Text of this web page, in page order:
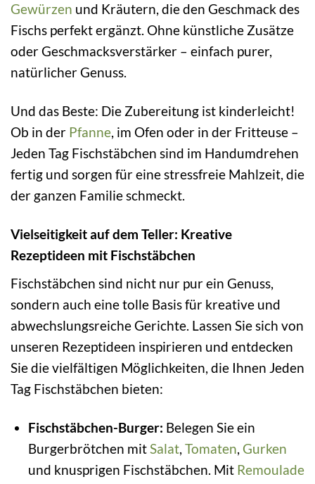
Gewürzen und Kräutern, die den Geschmack des
Fischs perfekt ergänzt. Ohne künstliche Zusätze
oder Geschmacksverstärker – einfach purer,
natürlicher Genuss.
Und das Beste: Die Zubereitung ist kinderleicht!
Ob in der Pfanne, im Ofen oder in der Fritteuse –
Jeden Tag Fischstäbchen sind im Handumdrehen
fertig und sorgen für eine stressfreie Mahlzeit, die
der ganzen Familie schmeckt.
Vielseitigkeit auf dem Teller: Kreative
Rezeptideen mit Fischstäbchen
Fischstäbchen sind nicht nur pur ein Genuss,
sondern auch eine tolle Basis für kreative und
abwechslungsreiche Gerichte. Lassen Sie sich von
unseren Rezeptideen inspirieren und entdecken
Sie die vielfältigen Möglichkeiten, die Ihnen Jeden
Tag Fischstäbchen bieten:
Fischstäbchen-Burger: Belegen Sie ein
Burgerbrötchen mitSalat, Tomaten, Gurken
und knusprigen Fischstäbchen. Mit Remoulade